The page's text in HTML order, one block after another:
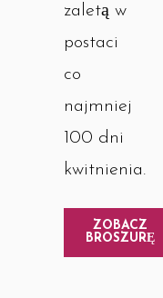
zaletą w
postaci
co
najmniej
100 dni
kwitnienia.
ZOBACZ
BROSZURĘ